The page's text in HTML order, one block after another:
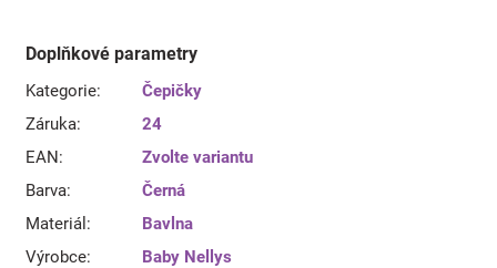
Doplňkové parametry
Kategorie:
Čepičky
Záruka:
24
EAN:
Zvolte variantu
Barva:
Černá
Materiál :
Bavlna
Výrobce:
Baby Nellys